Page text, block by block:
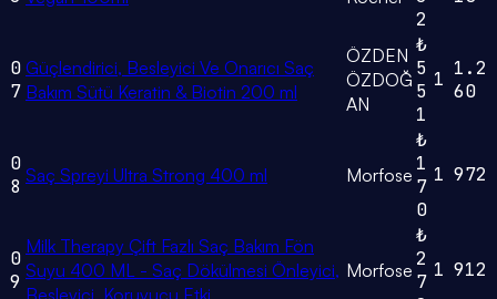
2
0
7
Güçlendirici, Besleyici Ve Onarıcı Saç
Bakım Sütü Keratin & Biotin 200 ml
ÖZDEN
ÖZDOĞ
AN
₺
5
5
1
1 1.2
60
0
8 Saç Spreyi Ultra Strong 400 ml Morfose
₺
1
7
0
1 972
0
9
Milk Therapy Çift Fazlı Saç Bakım Fön
Suyu 400 ML - Saç Dökülmesi Önleyici, Morfose
₺
2
7
1 912